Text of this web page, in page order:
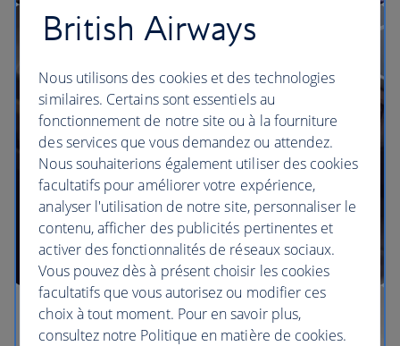
Nos salons
British Airways
Nous utilisons des cookies et des technologies
similaires. Certains sont essentiels au
fonctionnement de notre site ou à la fourniture
des services que vous demandez ou attendez.
Nous souhaiterions également utiliser des cookies
facultatifs pour améliorer votre expérience,
analyser l'utilisation de notre site, personnaliser le
contenu, afficher des publicités pertinentes et
activer des fonctionnalités de réseaux sociaux.
Vous pouvez dès à présent choisir les cookies
facultatifs que vous autorisez ou modifier ces
choix à tout moment. Pour en savoir plus,
consultez notre Politique en matière de cookies.